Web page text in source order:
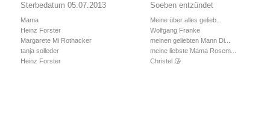
Sterbedatum 05.07.2013
Mama
Heinz Forster
Margarete Mi Rothacker
tanja solleder
Heinz Forster
Soeben entzündet
Meine über alles gelieb...
Wolfgang Franke
meinen geliebten Mann Di...
meine liebste Mama Rosem...
Christel 😘